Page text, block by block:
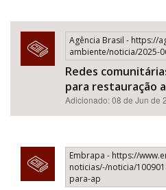
Agência Brasil - https://
ambiente/noticia/2025-
Redes
para restauração
Adicionado: 08 de Jun de
Embrapa - https://
noticias/-/noticia/
para-ap